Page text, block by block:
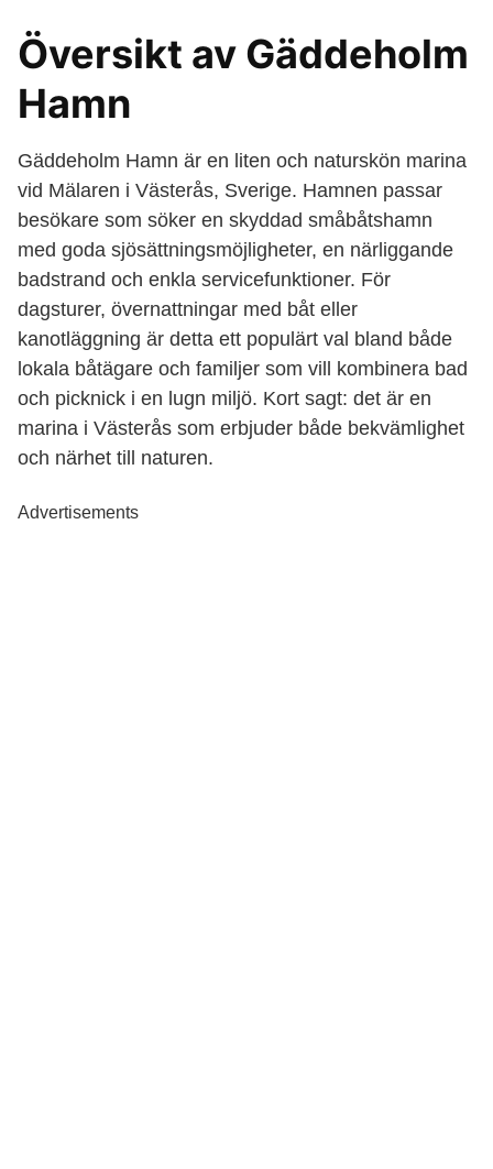
Översikt av Gäddeholm
Hamn
Gäddeholm Hamn är en liten och naturskön marina
vid Mälaren i Västerås, Sverige. Hamnen passar
besökare som söker en skyddad småbåtshamn
med goda sjösättningsmöjligheter, en närliggande
badstrand och enkla servicefunktioner. För
dagsturer, övernattningar med båt eller
kanotläggning är detta ett populärt val bland både
lokala båtägare och familjer som vill kombinera bad
och picknick i en lugn miljö. Kort sagt: det är en
marina i Västerås som erbjuder både bekvämlighet
och närhet till naturen.
Advertisements